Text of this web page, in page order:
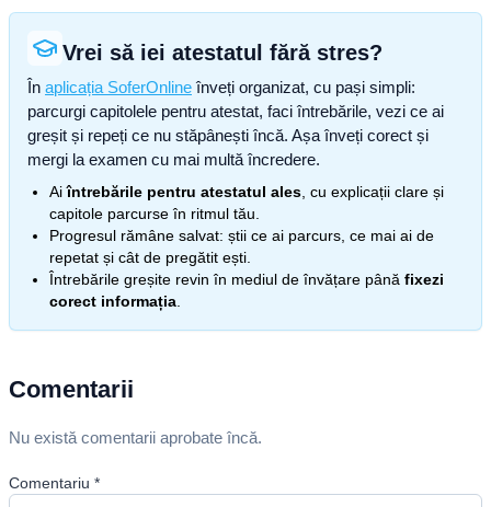
Vrei să iei atestatul fără stres?
În aplicația SoferOnline înveți organizat, cu pași simpli:
parcurgi capitolele pentru atestat, faci întrebările, vezi ce ai
greșit și repeți ce nu stăpânești încă. Așa înveți corect și
mergi la examen cu mai multă încredere.
Aiîntrebările pentru atestatul ales , cu explicații clare și
capitole parcurse în ritmul tău.
Progresul rămâne salvat: știi ce ai parcurs, ce mai ai de
repetat și cât de pregătit ești.
Întrebările greșite revin în mediul de învățare până fixezi
corect informația
Comentarii
Nu există comentarii aprobate încă.
Comentariu *